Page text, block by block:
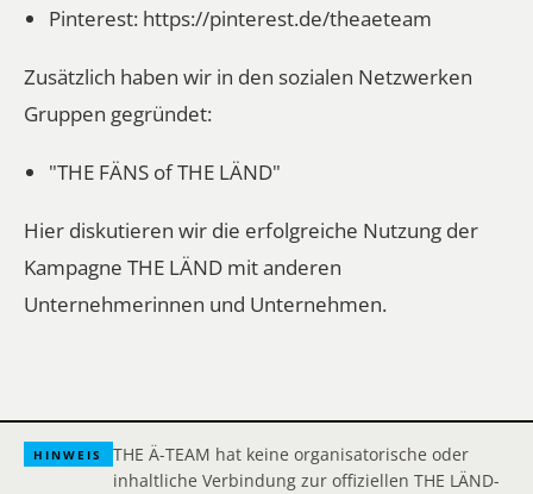
Pinterest: https://pinterest.de/theaeteam
Zusätzlich haben wir in den sozialen Netzwerken
Gruppen gegründet:
"THE FÄNS of THE LÄND"
Hier diskutieren wir die erfolgreiche Nutzung der
Kampagne THE LÄND mit anderen
Unternehmerinnen und Unternehmen.
HINWEIS
THE Ä-TEAM hat keine organisatorische oder
inhaltliche Verbindung zur offiziellen THE LÄND-